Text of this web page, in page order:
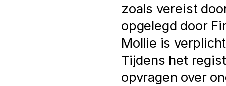
zoals vereist
opgelegd door
Mollie is
Tijdens het
opvragen over